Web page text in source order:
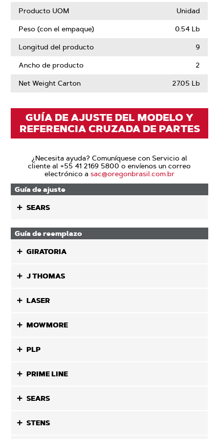
Producto UOM Unidad
Peso (con el empaque) 0.54 Lb
Longitud del producto 9
Ancho de producto 2
Net Weight Carton 27.05 Lb
GUÍA DE AJUSTE DEL MODELO Y
REFERENCIA CRUZADA DE PARTES
¿Necesita ayuda? Comuníquese con Servicio al
cliente al +55 41 2169 5800 o envíenos un correo
electrónico a sac@oregonbrasil.com.br
Guía de ajuste
SEARS
Guía de reemplazo
GIRATORIA
J THOMAS
LASER
MOWMORE
PLP
PRIME LINE
SEARS
STENS